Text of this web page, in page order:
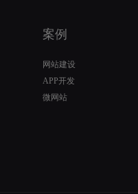
案例
网站建设
APP开发
微网站